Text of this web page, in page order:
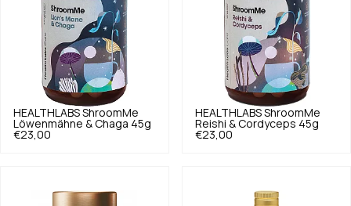
HEALTHLABS ShroomMe
Löwenmähne & Chaga 45g
€23,00
HEALTHLABS ShroomMe
Reishi & Cordyceps 45g
€23,00